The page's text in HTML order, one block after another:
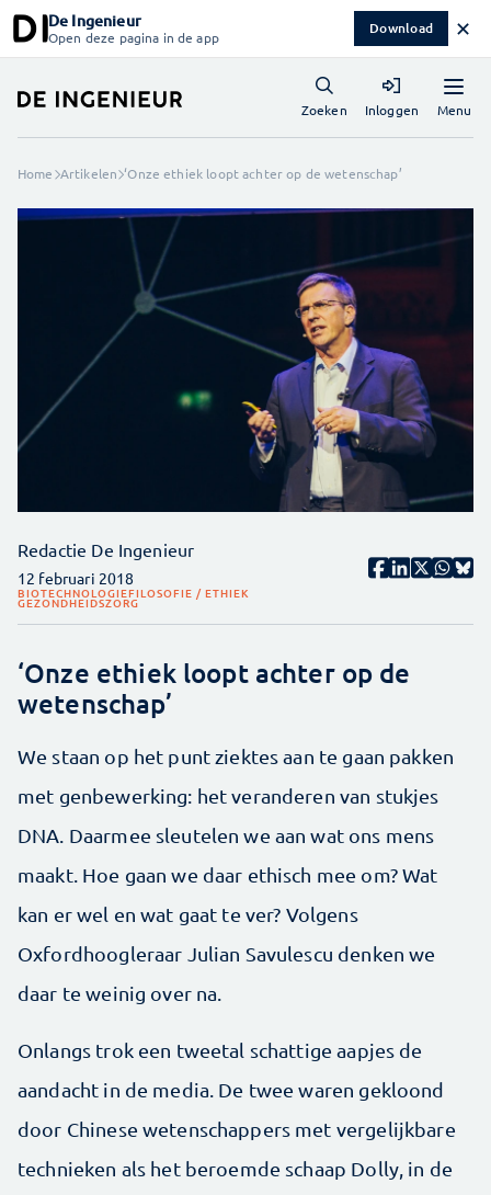
De Ingenieur
Open deze pagina in de app Download ✕
Menu
Zoeken Inloggen
Home Artikelen ‘Onze ethiek loopt achter op de wetenschap’
Redactie De Ingenieur
12 februari 2018
BIOTECHNOLOGIEFILOSOFIE / ETHIEK
GEZONDHEIDSZORG
‘Onze ethiek loopt achter op de
wetenschap’
We staan op het punt ziektes aan te gaan pakken
met genbewerking: het veranderen van stukjes
DNA. Daarmee sleutelen we aan wat ons mens
maakt. Hoe gaan we daar ethisch mee om? Wat
kan er wel en wat gaat te ver? Volgens
Oxfordhoogleraar Julian Savulescu denken we
daar te weinig over na.
Onlangs trok een tweetal schattige aapjes de
aandacht in de media. De twee waren gekloond
door Chinese wetenschappers met vergelijkbare
technieken als het beroemde schaap Dolly, in de